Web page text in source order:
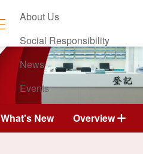
About Us
Social Responsibility
News
Events
Contact Us
What's New Overview